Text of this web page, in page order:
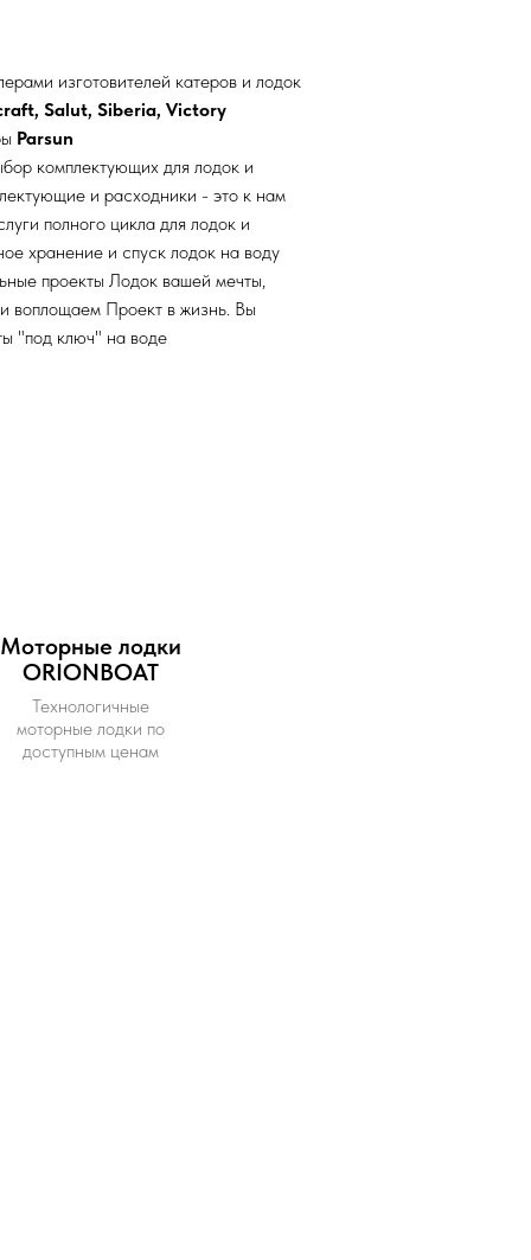
изготовителей катеров и лодок
Salut, Siberia, Victory
Parsun
комплектующих для лодок и
и расходники - это к нам
полного цикла для лодок и
хранение и спуск лодок на воду
проекты Лодок вашей мечты,
воплощаем Проект в жизнь. Вы
"под ключ" на воде
Моторные лодки
ORIONBOAT
Технологичные
моторные лодки по
доступным ценам